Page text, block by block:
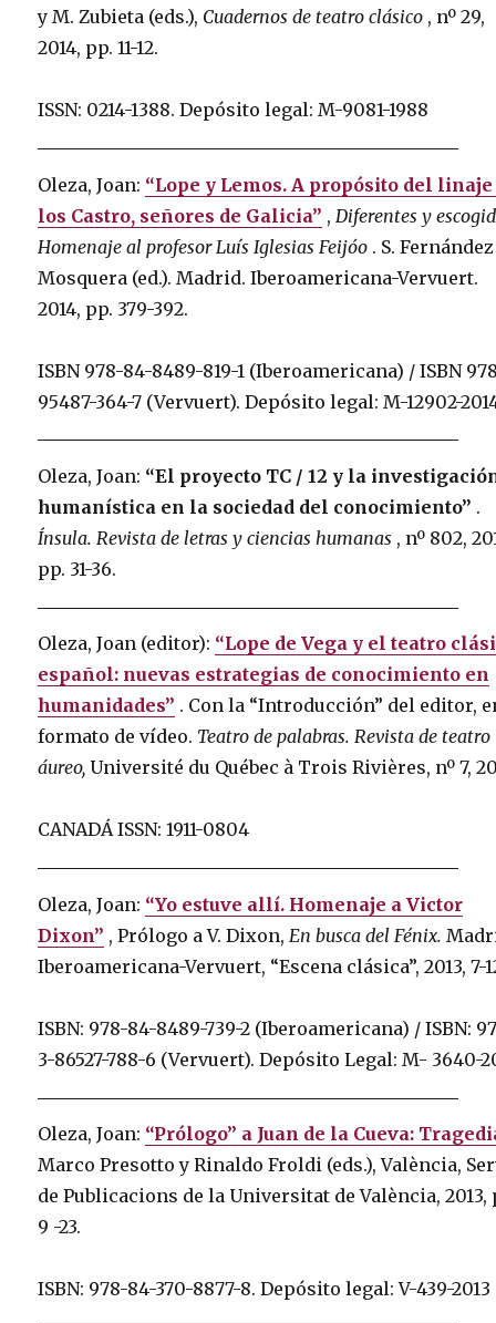
y M. Zubieta (eds.), Cuadernos de teatro clásico , nº 29,
2014, pp. 11-12.
ISSN: 0214-1388.Depósito legal: M-9081-1988
Oleza, Joan: “Lope y Lemos. A propósito del linaje
los Castro, señores de Galicia” , Diferentes y
Homenaje al profesor Luís Iglesias Feijóo . S. Fernández
Mosquera (ed.). Madrid.Iberoamericana-Vervuert.
2014, pp. 379-392.
ISBN 978-84-8489-819-1 (Iberoamericana) / ISBN
95487-364-7 (Vervuert).Depósito legal: M-12902-
Oleza, Joan: “El proyecto TC / 12 y la
humanística en la sociedad del conocimiento” .
Ínsula.Revista de letras y ciencias humanas , nº 802,
pp. 31-36.
Oleza, Joan (editor): “Lope de Vega y el teatro
español: nuevas estrategias de conocimiento en
humanidades” . Con la “Introducción” del editor,
formato de vídeo. Teatro de palabras.Revista de teatro
áureo, Université du Québec à Trois Rivières, nº 7,
CANADÁ ISSN: 1911-0804
Oleza, Joan: “Yo estuve allí. Homenaje a Victor
Dixon” , Prólogo a V. Dixon, En busca del Fénix.
Iberoamericana-Vervuert, “Escena clásica”, 2013, 7-
ISBN: 978-84-8489-739-2 (Iberoamericana) / ISBN:
3-86527-788-6 (Vervuert).Depósito Legal: M- 3640-
Oleza, Joan: “Prólogo” a Juan de la Cueva:
Marco Presotto y Rinaldo Froldi (eds.), València,
de Publicacions de la Universitat de València, 2013,
9 -23.
ISBN: 978-84-370-8877-8.Depósito legal: V-439-2013